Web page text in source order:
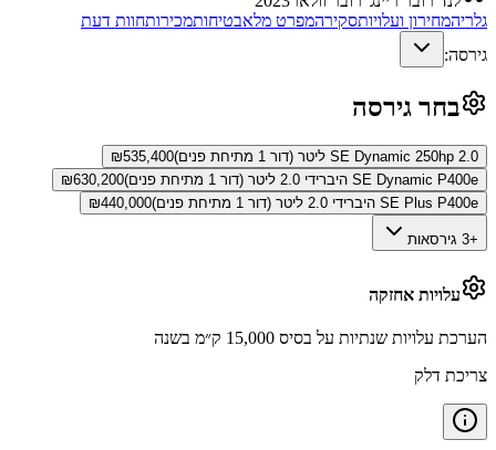
גלריהמחירון ועלויותסקירהמפרט מלאבטיחותמכירותחוות דעת
גירסה:
בחר גירסה
SE Dynamic 250hp 2.0 ליטר (דור 1 מתיחת פנים) ₪535,400
SE Dynamic P400e היברידי 2.0 ליטר (דור 1 מתיחת פנים)
₪630,200
SE Plus P400e היברידי 2.0 ליטר (דור 1 מתיחת פנים)
₪440,000
+3 גירסאות
עלויות אחזקה
הערכת עלויות שנתיות על בסיס 15,000 ק״מ בשנה
צריכת דלק